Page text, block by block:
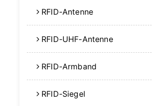
RFID-Antenne
RFID-UHF-Antenne
RFID-Armband
RFID-Siegel